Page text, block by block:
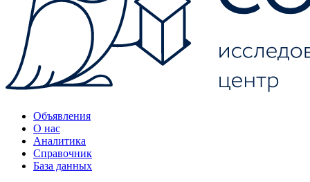
Объявления
О нас
Аналитика
Справочник
База данных